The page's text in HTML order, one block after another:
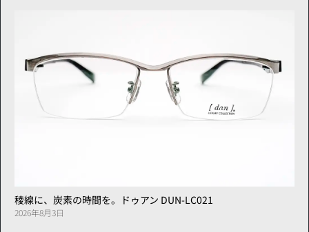
稜線に、炭素の時間を。ドゥアン DUN-LC021
2026年8月3日